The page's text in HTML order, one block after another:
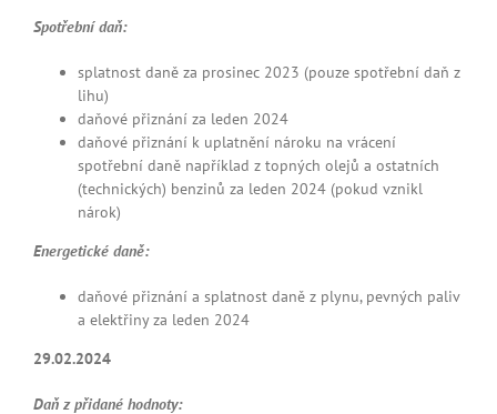
Spotřební daň:
splatnost daně za prosinec 2023 (pouze spotřební daň z
lihu)
daňové přiznání za leden 2024
daňové přiznání k uplatnění nároku na vrácení
spotřební daně například z topných olejů a ostatních
(technických) benzinů za leden 2024 (pokud vznikl
nárok)
Energetické daně:
daňové přiznání a splatnost daně z plynu, pevných paliv
a elektřiny za leden 2024
29.02.2024
Daň z přidané hodnoty: